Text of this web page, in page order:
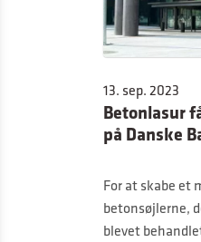
13. sep. 2023
Betonlasur
på Danske
For at skabe et
betonsøjlerne,
blevet